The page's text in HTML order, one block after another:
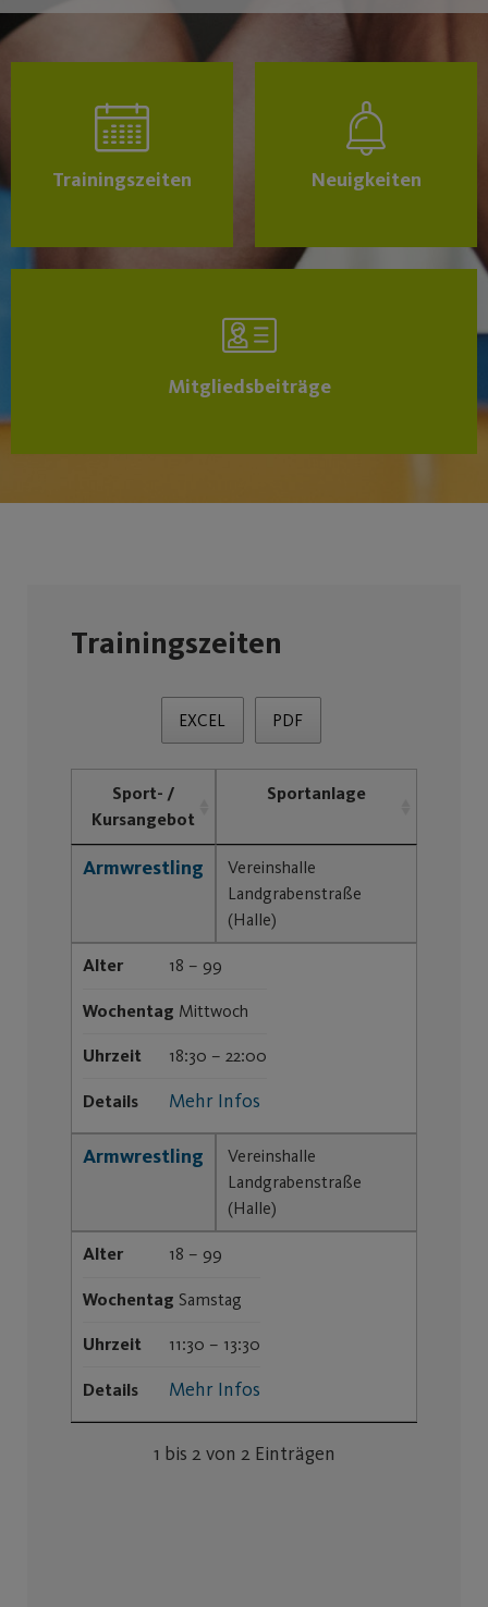
Trainingszeiten Neuigkeiten
Mitgliedsbeiträge
Trainingszeiten
EXCEL PDF
Sport- /
Kursangebot
Sportanlage
Armwrestling
Vereinshalle
Landgrabenstraße
(Halle)
Alter 18 – 99
Wochentag Mittwoch
Uhrzeit 18:30 – 22:00
Details Mehr Infos
Armwrestling
Vereinshalle
Landgrabenstraße
(Halle)
Alter 18 – 99
Wochentag Samstag
Uhrzeit 11:30 – 13:30
Details Mehr Infos
1 bis 2 von 2 Einträgen